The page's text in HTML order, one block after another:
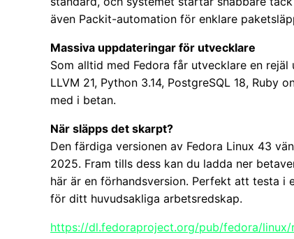
även Packit-automation för enklare
Massiva uppdateringar för utvecklare
Som alltid med Fedora får utvecklare en
LLVM 21, Python 3.14, PostgreSQL 18, Ruby
med i betan.
När släpps det skarpt?
Den färdiga versionen av Fedora Linux 43
2025. Fram tills dess kan du ladda ner
här är en förhandsversion. Perfekt att testa i
för ditt huvudsakliga arbetsredskap.
https://dl.fedoraproject.org/pub/fedora/linux/